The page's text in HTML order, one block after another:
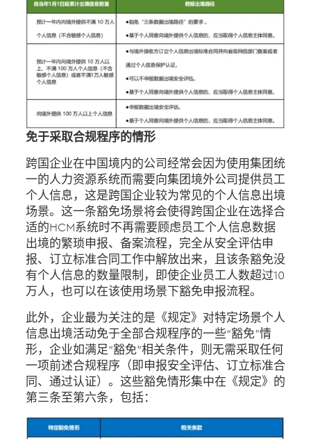
免于采取合规程序的情形
跨国企业在中国境内的公司经常会因为使用集团统
一的人力资源系统而需要向集团境外公司提供员工
个人信息，这是跨国企业较为常见的个人信息出境
场景。这一条豁免场景将会使得跨国企业在选择合
适的HCM系统时不再需要顾虑员工个人信息数据
出境的繁琐申报、备案流程，完全从安全评估申
报、订立标准合同工作中解放出来，且该条豁免没
有个人信息的数量限制，即使企业员工人数超过10
万人，也可以在该使用场景下豁免申报流程。
此外，企业最为关注的是《规定》对特定场景个人
信息出境活动免于全部合规程序的一些“豁免”情
形，企业如满足“豁免”相关条件，则无需采取任何
一项前述合规程序（即申报安全评估、订立标准合
同、通过认证）。这些豁免情形集中在《规定》的
第三条至第六条，包括：